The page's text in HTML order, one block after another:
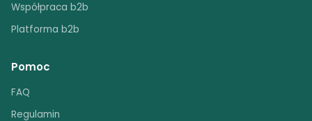
Współpraca b2b
Platforma b2b
Pomoc
FAQ
Regulamin